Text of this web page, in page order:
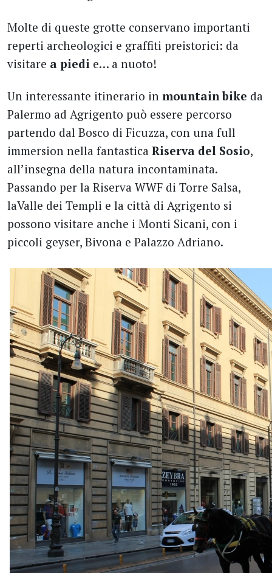
Molte di queste grotte conservano importanti
reperti archeologici e graffiti preistorici: da
visitare a piedi e… a nuoto!
Un interessante itinerario in mountain bike da
Palermo ad Agrigento può essere percorso
partendo dal Bosco di Ficuzza, con una full
immersion nella fantastica Riserva del Sosio,
all’insegna della natura incontaminata.
Passando per la Riserva WWF di Torre Salsa,
laValle dei Templi e la città di Agrigento si
possono visitare anche i Monti Sicani, con i
piccoli geyser, Bivona e Palazzo Adriano.